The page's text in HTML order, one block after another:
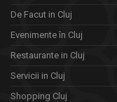
De Facut in Cluj
Evenimente în Cluj
Restaurante in Cluj
Servicii in Cluj
Shopping Cluj